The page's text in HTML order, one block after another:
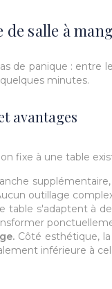
salle à
de panique :
minutes.
avantages
fixe à une table
outillage
table s'adaptent à
Côté esthétique,
inférieure à